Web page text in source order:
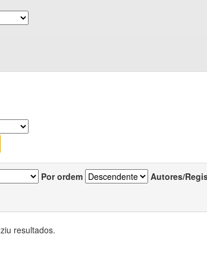
Por ordem Autores/
resultados.